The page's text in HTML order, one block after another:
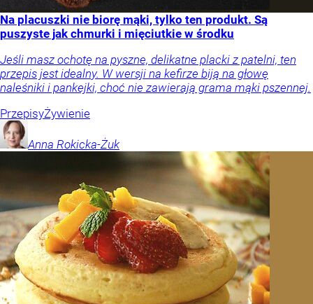
Na placuszki nie biorę mąki, tylko ten produkt. Są
puszyste jak chmurki i mięciutkie w środku
Jeśli masz ochotę na pyszne, delikatne placki z patelni, ten
przepis jest idealny. W wersji na kefirze biją na głowę
naleśniki i pankejki, choć nie zawierają grama mąki pszennej.
PrzepisyŻywienie
Anna Rokicka-Żuk